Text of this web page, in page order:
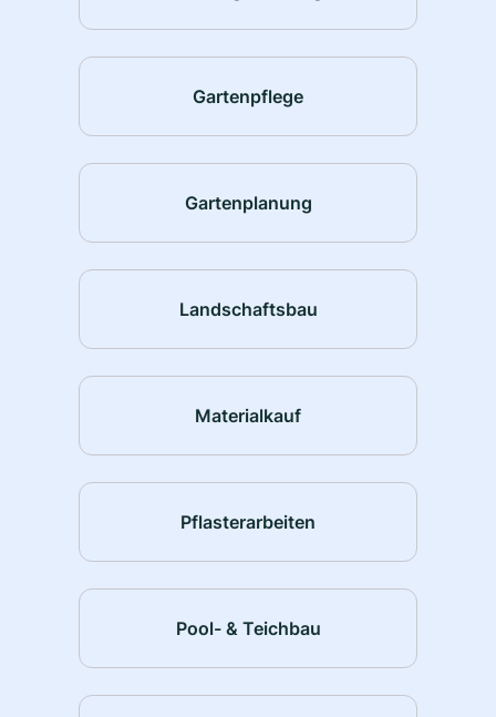
Gartenpflege
Gartenplanung
Landschaftsbau
Materialkauf
Pflasterarbeiten
Pool- & Teichbau